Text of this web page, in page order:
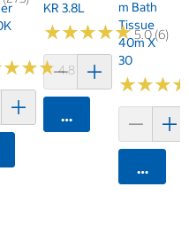
★★★
★★★4.8 (250)
에 담기
KR 3.8L
★★★★★
★★★★★5.0 (6)
카트에 담기
M Bath
Tissue
40m X
30
★★★
★★★
카트에